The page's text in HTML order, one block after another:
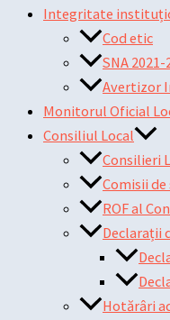
Integritate
Cod etic
SNA 2021-
Avertizor
Monitorul Oficial
Consiliul Local
Consilieri
Comisii
ROF al
Declarații
Hotărâri